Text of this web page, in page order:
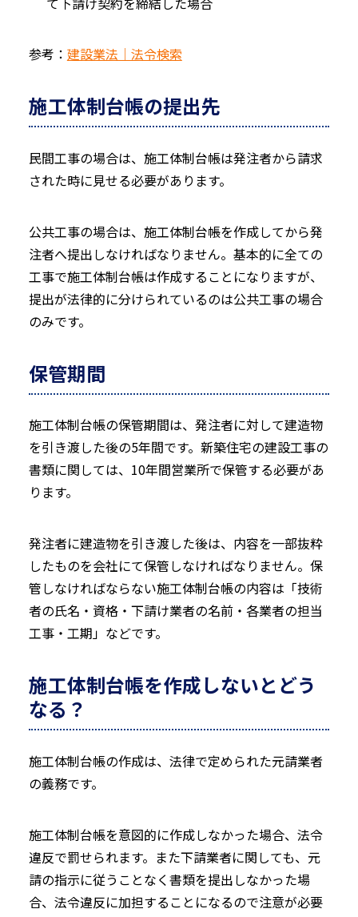
参考： 建設業法｜法令検索
施工体制台帳の提出先
民間工事の場合は、施工体制台帳は発注者から請求
された時に見せる必要があります。
公共工事の場合は、施工体制台帳を作成してから発
注者へ提出しなければなりません。基本的に全ての
工事で施工体制台帳は作成することになりますが、
提出が法律的に分けられているのは公共工事の場合
のみです。
保管期間
施工体制台帳の保管期間は、発注者に対して建造物
を引き渡した後の5年間です。新築住宅の建設工事の
書類に関しては、10年間営業所で保管する必要があ
ります。
発注者に建造物を引き渡した後は、内容を一部抜粋
したものを会社にて保管しなければなりません。保
管しなければならない施工体制台帳の内容は「技術
者の氏名・資格・下請け業者の名前・各業者の担当
工事・工期」などです。
施工体制台帳を作成しないとどう
なる？
施工体制台帳の作成は、法律で定められた元請業者
の義務です。
施工体制台帳を意図的に作成しなかった場合、法令
違反で罰せられます。また下請業者に関しても、元
請の指示に従うことなく書類を提出しなかった場
合、法令違反に加担することになるので注意が必要